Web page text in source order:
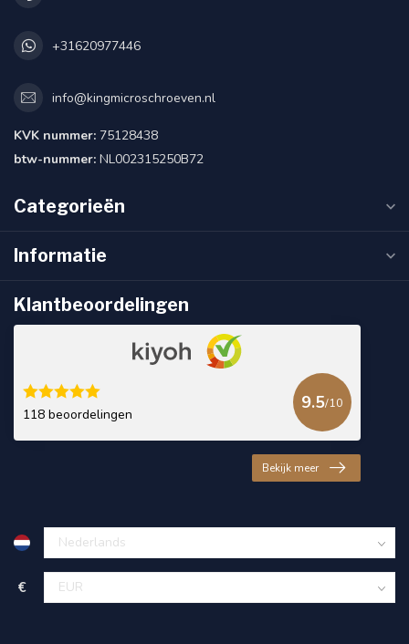
+31620977446
info@kingmicroschroeven.nl
KVK nummer: 75128438
btw-nummer: NL002315250B72
Categorieën
Informatie
Klantbeoordelingen
118 beoordelingen
9.5/10
Bekijk meer
€